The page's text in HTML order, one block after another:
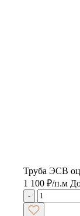
Труба ЭСВ
1 100 ₽/п.м
-